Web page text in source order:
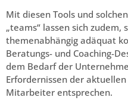
Mit diesen Tools und
„teams“ lassen sich zudem,
themenabhängig adäquat
Beratungs- und Coaching-
dem Bedarf der
Erfordernissen der
Mitarbeiter entsprechen.